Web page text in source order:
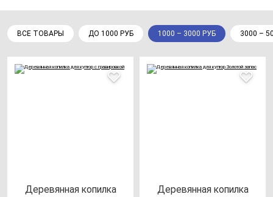
ВСЕ ТОВАРЫ ДО 1000 РУБ 1000 – 3000 РУБ 3000 –
Дере­вян­ная ко­пил­ка
Дере­вян­ная ко­пил­ка